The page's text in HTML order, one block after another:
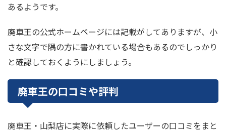
あるようです。
廃車王の公式ホームページには記載がしてありますが、小
さな文字で隅の方に書かれている場合もあるのでしっかり
と確認しておくようにしましょう。
廃車王の口コミや評判
廃車王・山梨店に実際に依頼したユーザーの口コミをまと